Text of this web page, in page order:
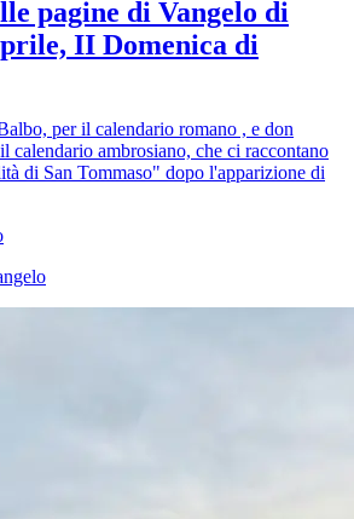
pagine di Vangelo di
II Domenica di
per il calendario romano , e don
calendario ambrosiano, che ci raccontano
di San Tommaso" dopo l'apparizione di